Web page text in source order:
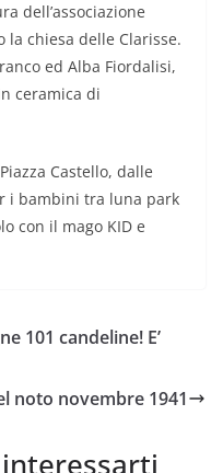
dell’associazione
la chiesa delle Clarisse.
ed Alba Fiordalisi,
ceramica di
Castello, dalle
i bambini tra luna park
con il mago KID e
101 candeline! E’
noto novembre 1941